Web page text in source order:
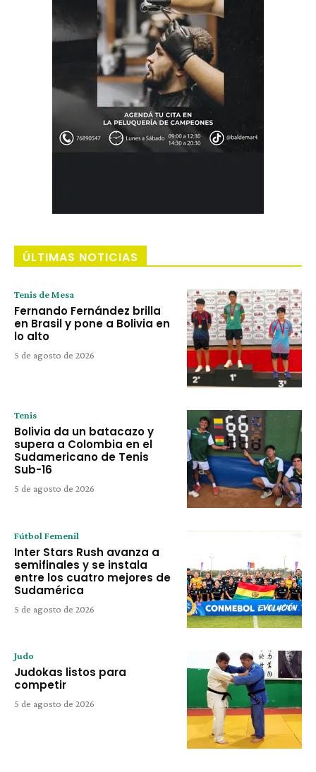
ÚLTIMAS NOTICIAS
Tenis de Mesa
Fernando Fernández brilla
en Brasil y pone a Bolivia en
lo alto
5 de agosto de 2026
Tenis
Bolivia da un batacazo y
supera a Colombia en el
Sudamericano de Tenis
Sub-16
5 de agosto de 2026
Fútbol Femenil
Inter Stars Rush avanza a
semifinales y se instala
entre los cuatro mejores de
Sudamérica
5 de agosto de 2026
Judo
Judokas listos para
competir
5 de agosto de 2026